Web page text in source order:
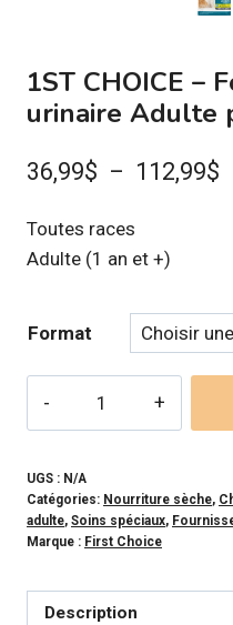
1ST CHOICE –
urinaire Adulte
36,99$ – 112,99$
à
Toutes races
Adulte (1 an et +)
Format
CHOICE
-
Formule
urinaire
UGS : N/A
Catégories: Nourriture sèche,
adulte, Soins spéciaux,
Marque : First Choice
Description